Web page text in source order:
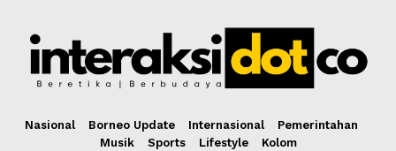
Nasional Borneo Update Internasional
Pemerintahan
Musik
Sports Lifestyle Kolom